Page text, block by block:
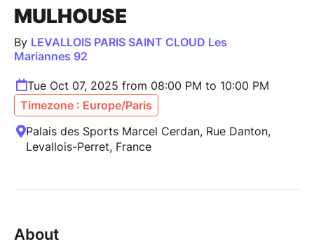
MULHOUSE
By LEVALLOIS PARIS SAINT CLOUD Les
Mariannes 92
Tue Oct 07, 2025 from 08:00 PM to 10:00 PM
Timezone : Europe/Paris
Palais des Sports Marcel Cerdan, Rue Danton,
Levallois-Perret, France
About